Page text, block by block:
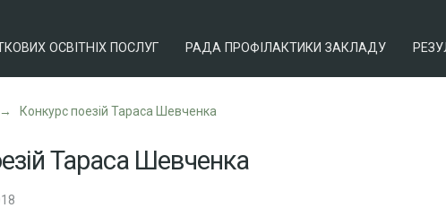
ОСВІТНІХ ПОСЛУГ РАДА ПРОФІЛАКТИКИ ЗАКЛАДУ
→ Конкурс поезій Тараса Шевченка
Тараса Шевченка